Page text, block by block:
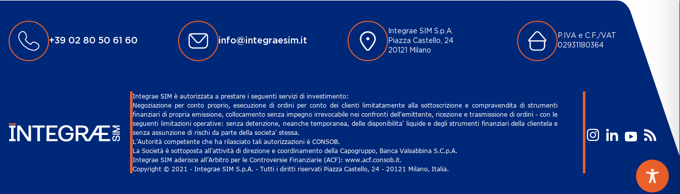
+39 02 80 50 61 60 info@integraesim.it
Integrae SIM S.p.A.
Piazza Castello, 24
20121 Milano
P.IVA e C.F./VAT
02931180364
Integrae SIM è autorizzata a prestare i seguenti servizi di investimento:
Negoziazione per conto proprio, esecuzione di ordini per conto dei clienti limitatamente alla sottoscrizione e compravendita di strumenti
finanziari di propria emissione, collocamento senza impegno irrevocabile nei confronti dell'emittente, ricezione e trasmissione di ordini - con le
seguenti limitazioni operative: senza detenzione, neanche temporanea, delle disponibilita' liquide e degli strumenti finanziari della clientela e
senza assunzione di rischi da parte della societa' stessa.
L’Autorità competente che ha rilasciato tali autorizzazioni è CONSOB.
La Società è sottoposta all’attività di direzione e coordinamento della Capogruppo, Banca Valsabbina S.C.p.A.
Integrae SIM aderisce all’Arbitro per le Controversie Finanziarie (ACF): www.acf.consob.it.
Copyright © 2021 - Integrae SIM S.p.A. - Tutti i diritti riservati Piazza Castello, 24 - 20121 Milano, Italia.